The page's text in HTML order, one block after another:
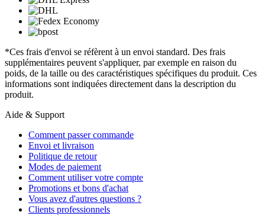
*Ces frais d'envoi se réfèrent à un envoi standard. Des frais
supplémentaires peuvent s'appliquer, par exemple en raison du
poids, de la taille ou des caractéristiques spécifiques du produit. Ces
informations sont indiquées directement dans la description du
produit.
Aide & Support
Comment passer commande
Envoi et livraison
Politique de retour
Modes de paiement
Comment utiliser votre compte
Promotions et bons d'achat
Vous avez d'autres questions ?
Clients professionnels